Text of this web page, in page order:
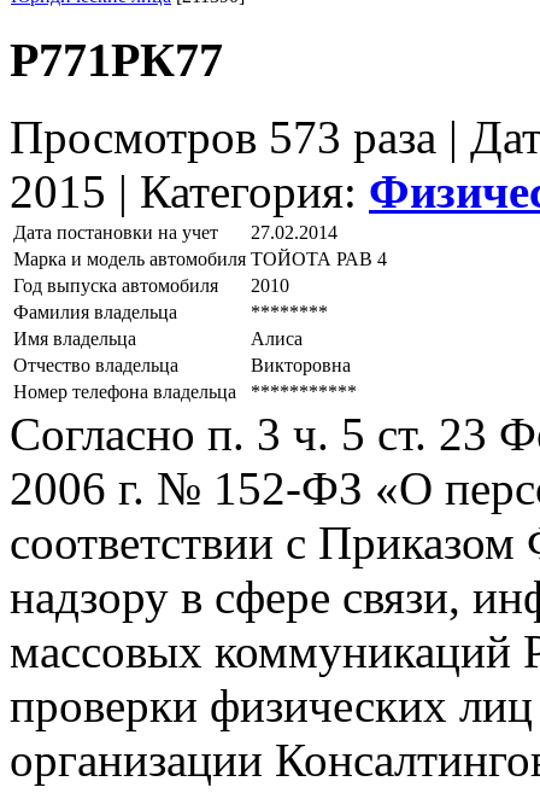
Р771РК77
Просмотров 573 раза |
2015 | Категория:
Дата постановки на учет
27.02.2014
Марка и модель автомобиля ТОЙОТА РАВ 4
Год выпуска автомобиля
2010
Фамилия владельца
********
Имя владельца
Алиса
Отчество владельца
Викторовна
Номер телефона владельца
***********
Согласно п. 3 ч. 5 ст. 23
2006 г. № 152-ФЗ «О
соответствии с
надзору в сфере связи,
массовых коммуникаций
проверки физических
организации